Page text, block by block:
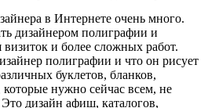
в Интернете очень много.
дизайнером полиграфии и
визиток и более сложных работ.
полиграфии и что он рисует
буклетов, бланков,
нужно сейчас всем, не
дизайн афиш, каталогов,